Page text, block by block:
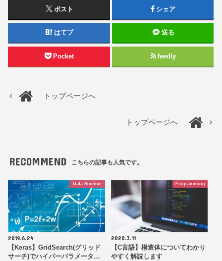
ポスト シェア
はてブ 送る
Pocket feedly
トップページへ
トップページへ
RECOMMEND こちらの記事も人気です。
Data Science
2019.6.24
【Keras】GridSearch(グリッド
サーチ)でハイパーパラメータ…
Programming
2020.3.11
【C言語】構造体についてわかり
やすく解説します